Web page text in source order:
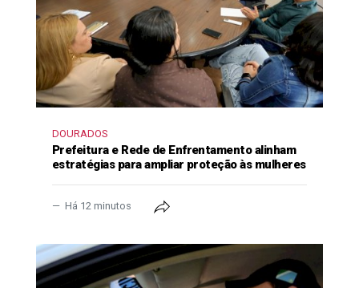
DOURADOS
Prefeitura e Rede de Enfrentamento alinham
estratégias para ampliar proteção às mulheres
Há 12 minutos